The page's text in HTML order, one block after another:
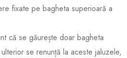
fixate pe bagheta superioară a
că se găurește doar bagheta
se renunță la aceste jaluzele,